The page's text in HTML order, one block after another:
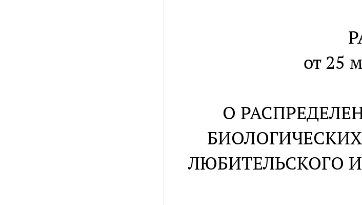
от 25
О
ЛЮБИТЕЛЬСКОГО